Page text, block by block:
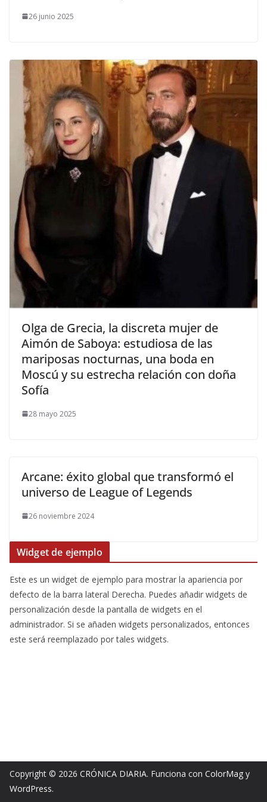
26 junio 2025
​Olga de Grecia, la discreta mujer de
Aimón de Saboya: estudiosa de las
mariposas nocturnas, una boda en
Moscú y su estrecha relación con doña
Sofía
28 mayo 2025
Arcane: éxito global que transformó el
universo de League of Legends
26 noviembre 2024
Widget de ejemplo
Este es un widget de ejemplo para mostrar la apariencia por
defecto de la barra lateral Derecha. Puedes añadir widgets de
personalización desde la pantalla de widgets en el
administrador. Si se añaden widgets personalizados, entonces
este será reemplazado por tales widgets.
Copyright © 2026 CRÓNICA DIARIA. Funciona con ColorMag y
WordPress.